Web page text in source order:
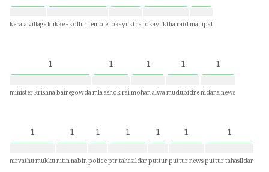
kerala villagekukke - kollur templelokayukthalokayuktha raidmanipal
1
minister krishna bairegowda
1
mla ashok rai
1
mohan alwa
1
mudubidre
1
nidana news
1
nirvathu mukku
1
nitin nabin
1
police
1
ptr tahasildar
1
puttur
1
puttur news
1
puttur tahasildar